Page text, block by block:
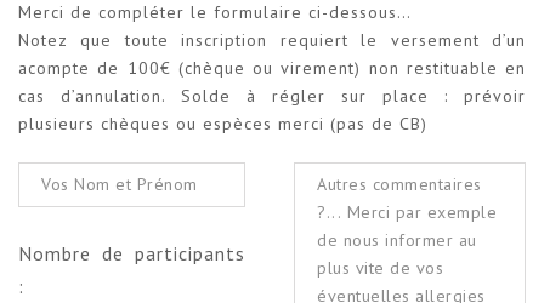
Merci de compléter le formulaire ci-dessous…
Notez que toute inscription requiert le versement d’un
acompte de 100€ (chèque ou virement) non restituable en
cas d’annulation. Solde à régler sur place : prévoir
plusieurs chèques ou espèces merci (pas de CB)
Nombre de participants
: